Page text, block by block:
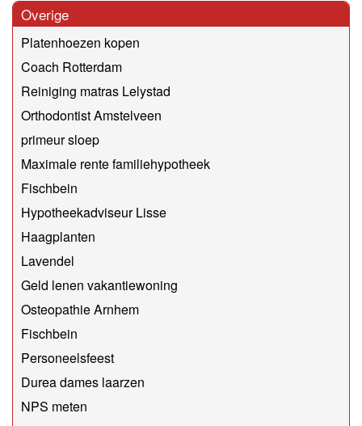
Overige
Platenhoezen kopen
Coach Rotterdam
Reiniging matras Lelystad
Orthodontist Amstelveen
primeur sloep
Maximale rente familiehypotheek
Fischbein
Hypotheekadviseur Lisse
Haagplanten
Lavendel
Geld lenen vakantiewoning
Osteopathie Arnhem
Fischbein
Personeelsfeest
Durea dames laarzen
NPS meten